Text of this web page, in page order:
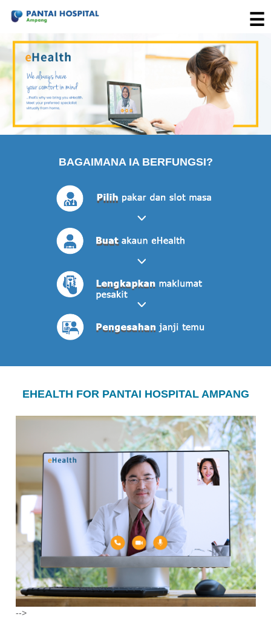
☰
HOSPITAL-
BAGAIMANA IA BERFUNGSI?
EHEALTH FOR PANTAI HOSPITAL AMPANG
-->